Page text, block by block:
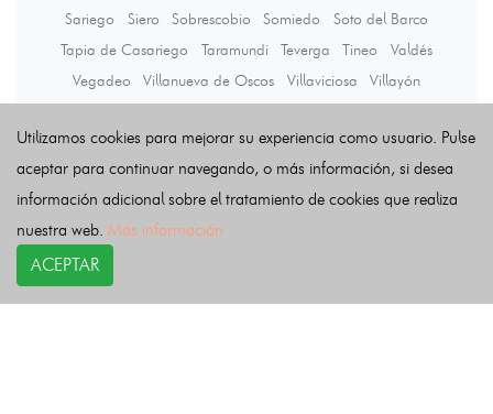
Sariego
Siero Sobrescobio Somiedo
Soto del Barco
Tapia de Casariego
Taramundi Teverga Tineo
Valdés
Vegadeo
Villanueva de Oscos Villaviciosa
Villayón
Últimas noticias
Utilizamos cookies para mejorar su experiencia como usuario. Pulse
aceptar para continuar navegando, o más información, si desea
información adicional sobre el tratamiento de cookies que realiza
nuestra web. Más información
ACEPTAR